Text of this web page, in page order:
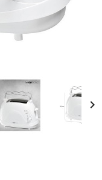
